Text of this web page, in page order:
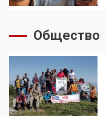
Общество